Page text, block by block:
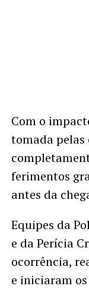
Com o
tomada pelas
ferimentos
antes da
Equipes da
e da Perícia
ocorrência,
e iniciaram